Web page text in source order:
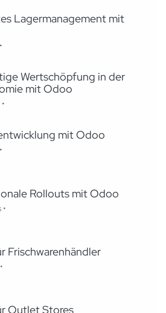
Lagermanagement mit
Wertschöpfung in der
mit Odoo
mit Odoo
Rollouts mit Odoo
Frischwarenhändler
Outlet Stores